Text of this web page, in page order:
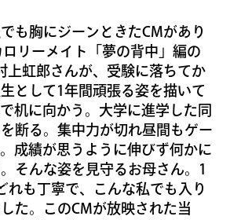
も胸にジーンときたCMがあり
ロリーメイト「夢の背中」編の
上虹郎さんが、受験に落ちてか
として1年間頑張る姿を描いて
机に向かう。大学に進学した同
断る。集中力が切れ昼間もゲー
成績が思うように伸びず何かに
そんな姿を見守るお母さん。1
れも丁寧で、こんな私でも入り
た。このCMが放映された当